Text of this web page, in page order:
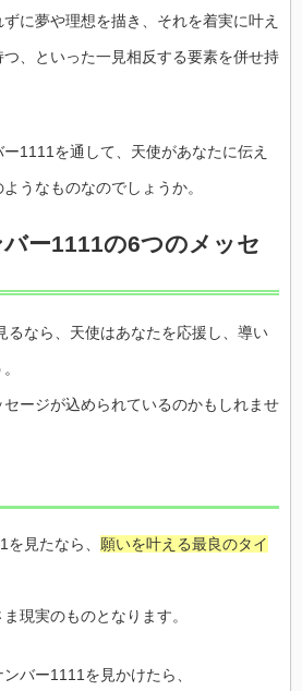
に夢や理想を描き、それを着実に叶え
、といった一見相反する要素を併せ持
1111を通して、天使があなたに伝え
うなものなのでしょうか。
ー1111の6つのメッセ
るなら、天使はあなたを応援し、導い
ージが込められているのかもしれませ
見たなら、 願いを叶える最良のタイ
現実のものとなります。
バー1111を見かけたら、